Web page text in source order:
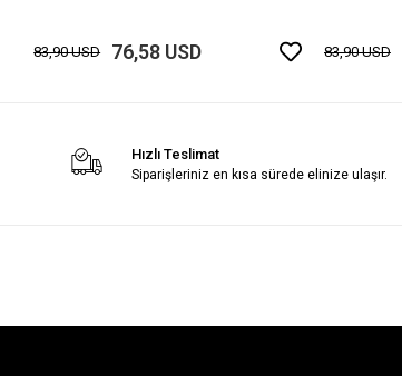
83,90 USD 76,58 USD 83,90 USD
Hızlı Teslimat
Siparişleriniz en kısa sürede elinize ulaşır.